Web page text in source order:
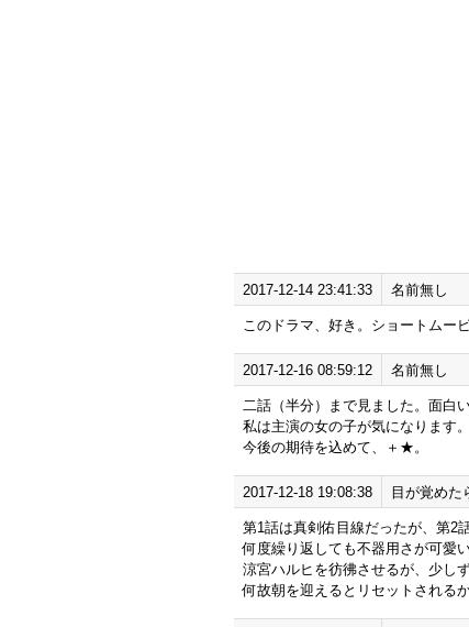
2017-12-14 23:41:33 名前無し
このドラマ、好き。ショートムー
2017-12-16 08:59:12 名前無し
二話（半分）まで見ました。面
私は主演の女の子が気になります。
今後の期待を込めて、＋★。
2017-12-18 19:08:38 目が覚めた
第1話は真剣佑目線だったが、第2
何度繰り返しても不器用さが可愛い
涼宮ハルヒを彷彿させるが、少し
何故朝を迎えるとリセットされる